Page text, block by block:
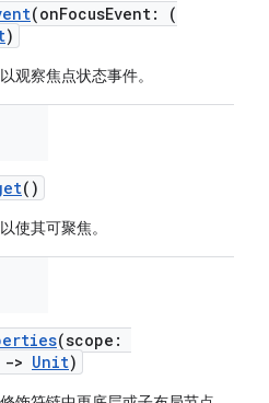
(onFocusEvent: (
)
观察焦点状态事件。
()
使其可聚焦。
(scope:
-> Unit)